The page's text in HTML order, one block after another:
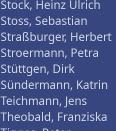
Stock, Heinz Ulrich
Stoss, Sebastian
Straßburger, Herbert
Stroermann, Petra
Stüttgen, Dirk
Sündermann, Katrin
Teichmann, Jens
Theobald, Franziska